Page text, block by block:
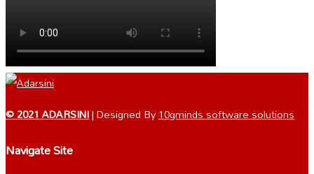
© 2021 ADARSINI| Designed By10gminds software solutions
Navigate Site